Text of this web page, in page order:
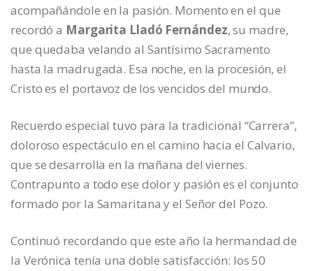
acompañándole en la pasión. Momento en el que
recordó a Margarita Lladó Fernández, su madre,
que quedaba velando al Santísimo Sacramento
hasta la madrugada. Esa noche, en la procesión, el
Cristo es el portavoz de los vencidos del mundo.
Recuerdo especial tuvo para la tradicional “Carrera”,
doloroso espectáculo en el camino hacia el Calvario,
que se desarrolla en la mañana del viernes.
Contrapunto a todo ese dolor y pasión es el conjunto
formado por la Samaritana y el Señor del Pozo.
Continuó recordando que este año la hermandad de
la Verónica tenía una doble satisfacción: los 50